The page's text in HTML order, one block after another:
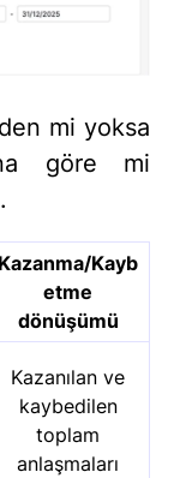
mi yoksa
göre mi
Kazanma/Kayb
etme
dönüşümü
Kazanılan ve
kaybedilen
toplam
anlaşmaları